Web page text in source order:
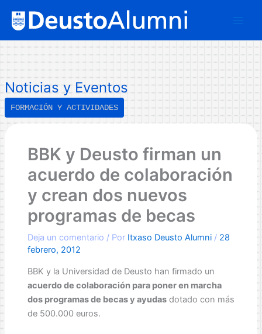
u
s
c
a
r
Noticias y Eventos
FORMACIÓN Y ACTIVIDADES
BBK y Deusto firman un
acuerdo de colaboración
y crean dos nuevos
programas de becas
Deja un comentario / Por Itxaso Deusto Alumni / 28
febrero, 2012
BBK y la Universidad de Deusto han firmado un
acuerdo de colaboración para poner en marcha
dos programas de becas y ayudasdotado con más
de 500.000 euros.